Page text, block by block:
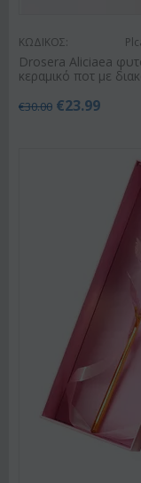
ΚΩΔΙΚΟΣ:
Drosera Aliciaea
κεραμικό ποτ με
€30.00 €23.99